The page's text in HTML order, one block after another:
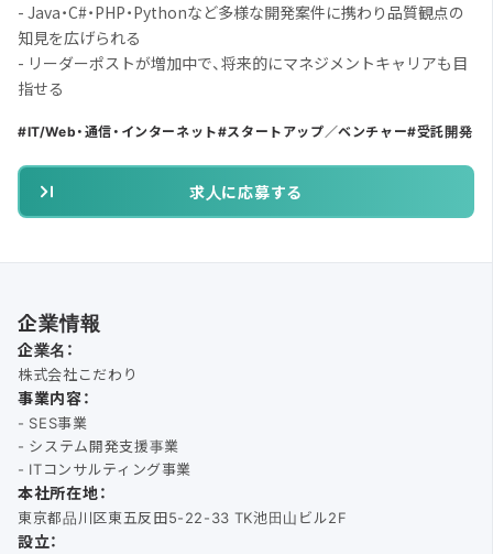
- Java・C#・PHP・Pythonなど多様な開発案件に携わり品質観点の
知見を広げられる
- リーダーポストが増加中で、将来的にマネジメントキャリアも目
指せる
IT/Web・通信・インターネット スタートアップ／ベンチャー 受託開発
求人に応募する
企業情報
企業名：
株式会社こだわり
事業内容：
- SES事業
- システム開発支援事業
- ITコンサルティング事業
本社所在地：
東京都品川区東五反田5-22-33 TK池田山ビル2F
設立：